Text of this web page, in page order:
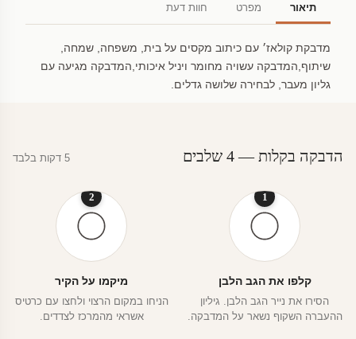
תיאור מפרט חוות דעת
מדבקת קולאז׳ עם כיתוב מקסים על בית, משפחה, שמחה,
שיתוף,המדבקה עשויה מחומר ויניל איכותי,המדבקה מגיעה עם
גליון מעבר, לבחירה שלושה גדלים.
הדבקה בקלות — 4 שלבים 5 דקות בלבד
1
קלפו את הגב הלבן
הסירו את נייר הגב הלבן. גיליון
ההעברה השקוף נשאר על המדבקה.
2
מיקמו על הקיר
הניחו במקום הרצוי ולחצו עם כרטיס
אשראי מהמרכז לצדדים.